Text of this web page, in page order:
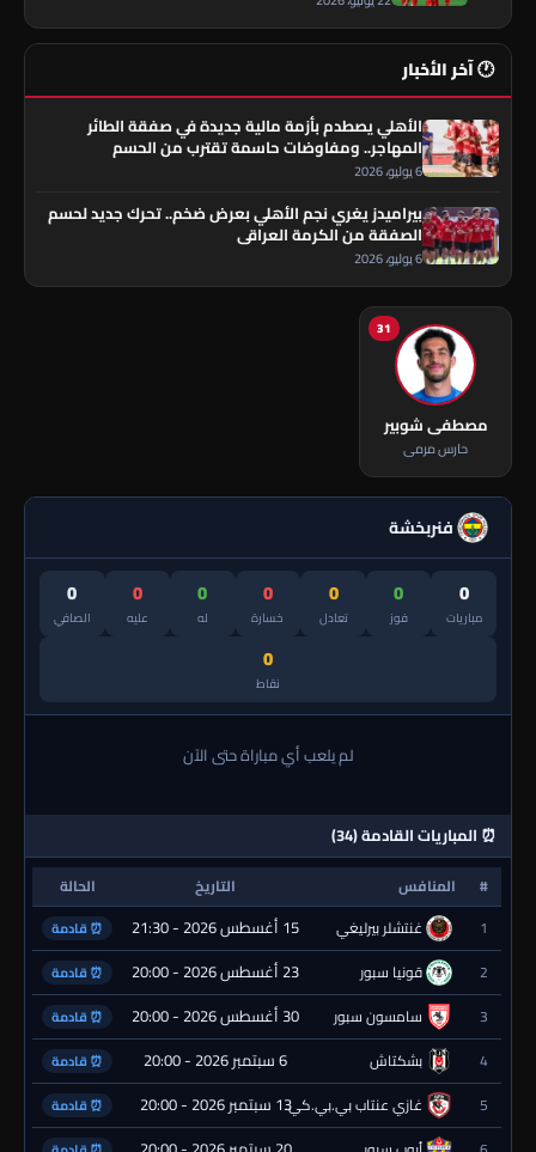
🕐 آخر الأخبار
الأهلي يصطدم بأزمة مالية جديدة في صفقة الطائر
المهاجر.. ومفاوضات حاسمة تقترب من الحسم
6 يوليو، 2026
بيراميدز يغري نجم الأهلي بعرض ضخم.. تحرك جديد لحسم
الصفقة من الكرمة العراقي
6 يوليو، 2026
31
مصطفى شوبير
حارس مرمى
فنربخشة
0
مباريات
0
فوز
0
تعادل
0
خسارة
0
له
0
عليه
0
الصافي
0
نقاط
لم يلعب أي مباراة حتى الآن
⏰ المباريات القادمة (34)
# المنافس التاريخ
الحالة
1
غنتشلر بيرليغي 15 أغسطس 2026 - 21:30 ⏰ قادمة
2 قونيا سبور 23 أغسطس 2026 - 20:00 ⏰ قادمة
3 سامسون سبور 30 أغسطس 2026 - 20:00 ⏰ قادمة
4 بشكتاش 6 سبتمبر 2026 - 20:00 ⏰ قادمة
5 غازي عنتاب بي.بي.كي.13 سبتمبر 2026 - 20:00 ⏰ قادمة